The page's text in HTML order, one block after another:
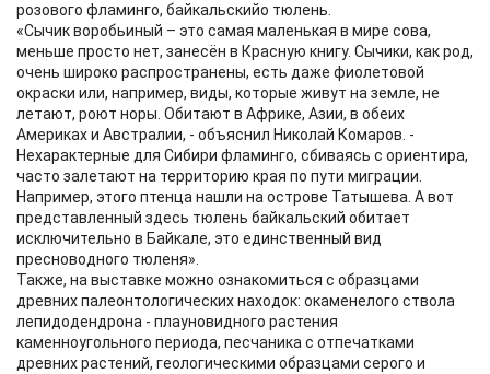
розового фламинго, байкальскийо тюлень.
«Сычик воробьиный – это самая маленькая в мире сова,
меньше просто нет, занесён в Красную книгу. Сычики, как род,
очень широко распространены, есть даже фиолетовой
окраски или, например, виды, которые живут на земле, не
летают, роют норы. Обитают в Африке, Азии, в обеих
Америках и Австралии, - объяснил Николай Комаров. -
Нехарактерные для Сибири фламинго, сбиваясь с ориентира,
часто залетают на территорию края по пути миграции.
Например, этого птенца нашли на острове Татышева. А вот
представленный здесь тюлень байкальский обитает
исключительно в Байкале, это единственный вид
пресноводного тюленя».
Также, на выставке можно ознакомиться с образцами
древних палеонтологических находок: окаменелого ствола
лепидодендрона - плауновидного растения
каменноугольного периода, песчаника с отпечатками
древних растений, геологическими образцами серого и